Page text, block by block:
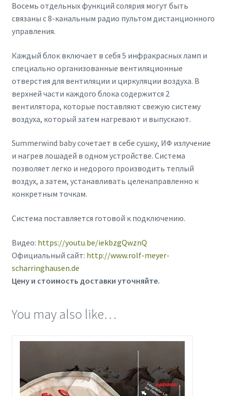
Восемь отдельных функций солярия могут быть
связаны с 8-канальным радио пультом дистанционного
управления.
Каждый блок включает в себя 5 инфракрасных ламп и
специально организованные вентиляционные
отверстия для вентиляции и циркуляции воздуха. В
верхней части каждого блока содержится 2
вентилятора, которые поставляют свежую систему
воздуха, который затем нагревают и выпускают.
Summerwind baby сочетает в себе сушку, ИФ излучение
и нагрев лошадей в одном устройстве. Система
позволяет легко и недорого производить теплый
воздух, а затем, устанавливать целенаправленно к
конкретным точкам.
Система поставляется готовой к подключению.
Видео: https://youtu.be/iekbzgQwznQ
Официальный сайт: http://www.rolf-meyer-
scharringhausen.de
Цену и стоимость доставки уточняйте.
You may also like…